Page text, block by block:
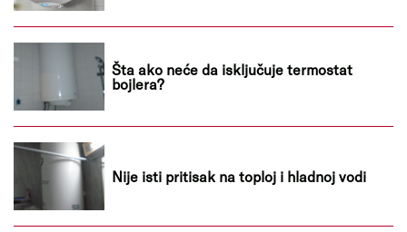
Šta ako neće da isključuje termostat
bojlera?
Nije isti pritisak na toploj i hladnoj vodi